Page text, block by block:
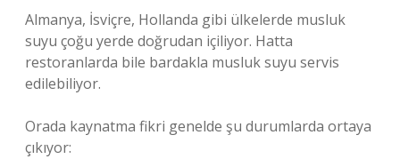
Almanya, İsviçre, Hollanda gibi ülkelerde musluk
suyu çoğu yerde doğrudan içiliyor. Hatta
restoranlarda bile bardakla musluk suyu servis
edilebiliyor.
Orada kaynatma fikri genelde şu durumlarda ortaya
çıkıyor: